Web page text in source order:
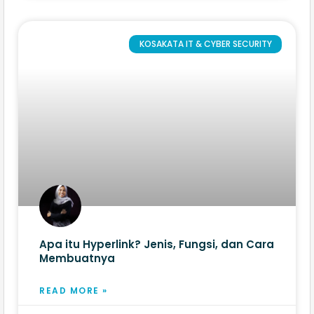
KOSAKATA IT & CYBER SECURITY
Apa itu Hyperlink? Jenis, Fungsi, dan Cara
Membuatnya
READ MORE »